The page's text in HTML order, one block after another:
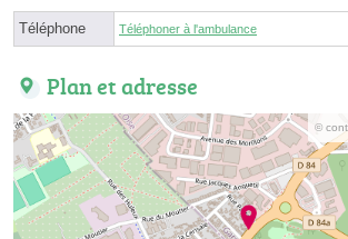
Téléphone Téléphoner à l'ambulance
Plan et adresse
©